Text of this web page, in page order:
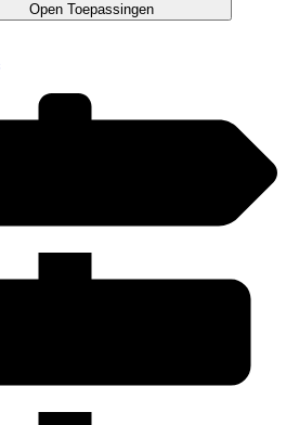
Open Toepassingen